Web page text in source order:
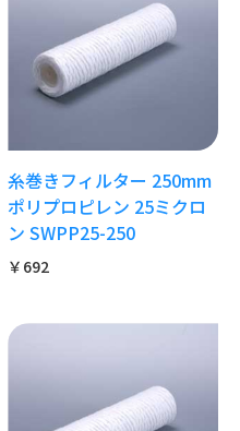
糸巻きフィルター 250mm
ポリプロピレン 25ミクロ
ン SWPP25-250
￥692